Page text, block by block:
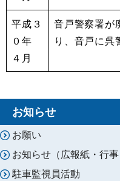
平成３
０年
４月
音戸警察署が
り、音戸に呉
お知らせ
お願い
お知らせ（広報紙・行事
駐車監視員活動